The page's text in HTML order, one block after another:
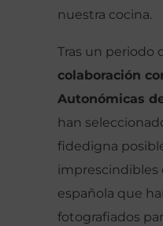
nuestra cocina.
Tras un periodo
colaboración
Autonómicas
han
fidedigna
imprescindibles
española que
fotografiados